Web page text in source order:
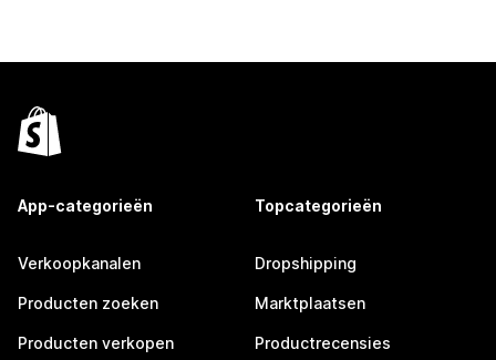
App-categorieën
Verkoopkanalen
Producten zoeken
Producten verkopen
Topcategorieën
Dropshipping
Marktplaatsen
Productrecensies